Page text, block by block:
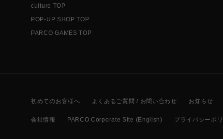
culture TOP
POP-UP SHOP TOP
PARCO GAMES TOP
初めてのお客様へ よくあるご質問 / お問い合わせ お知らせ
会社情報 PARCO Corporate Site (English) プライバシーポ